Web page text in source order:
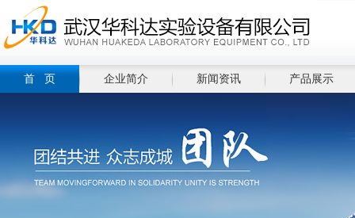
首 页 企业简介 新闻资讯 产品展示